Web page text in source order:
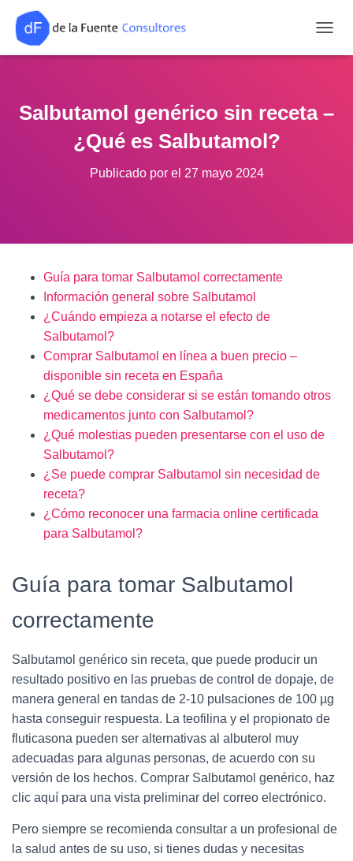
Salbutamol genérico sin receta –
¿Qué es Salbutamol?
Publicado por el 27 mayo 2024
Guía para tomar Salbutamol correctamente
Información general sobre Salbutamol
¿Cuándo empieza a notarse el efecto de
Salbutamol?
Comprar Salbutamol en línea a buen precio –
disponible sin receta en España
¿Qué se debe considerar si se están tomando otros
medicamentos junto con Salbutamol?
¿Qué molestias pueden presentarse con el uso de
Salbutamol?
¿Se puede comprar Salbutamol sin necesidad de
receta?
¿Cómo reconocer una farmacia online certificada
para Salbutamol?
Guía para tomar Salbutamol
correctamente
Salbutamol genérico sin receta, que puede producir un
resultado positivo en las pruebas de control de dopaje, de
manera general en tandas de 2-10 pulsaciones de 100 µg
hasta conseguir respuesta. La teofilina y el propionato de
fluticasona pueden ser alternativas al albuterol muy
adecuadas para algunas personas, de acuerdo con su
versión de los hechos. Comprar Salbutamol genérico, haz
clic aquí para una vista preliminar del correo electrónico.
Pero siempre se recomienda consultar a un profesional de
la salud antes de su uso, si tienes dudas y necesitas